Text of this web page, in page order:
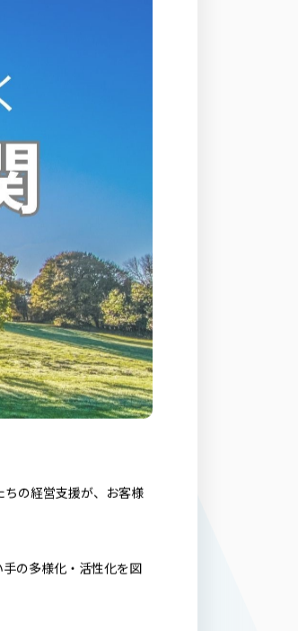
の経営支援が、お客様
の多様化・活性化を図